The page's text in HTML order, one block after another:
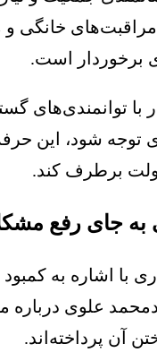
مراقبت‌‌‌های
برخوردار است.
وجود ۳۰۰‌هزار
توجه شود، این
برطرف کند.
به جای رفع
با اشاره به
علوی درباره
آن پرداخته‌‌‌اند.